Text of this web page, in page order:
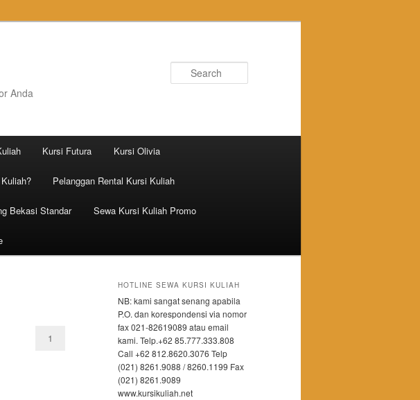
Anda
Kursi Futura Kursi Olivia
Pelanggan Rental Kursi Kuliah
Bekasi Standar Sewa Kursi Kuliah Promo
1
HOTLINE SEWA KURSI KULIAH
NB: kami sangat senang apabila
P.O. dan korespondensi via nomor
fax 021-82619089 atau email
kami. Telp.+62 85.777.333.808
Call +62 812.8620.3076 Telp
(021) 8261.9088 / 8260.1199 Fax
(021) 8261.9089
www.kursikuliah.net